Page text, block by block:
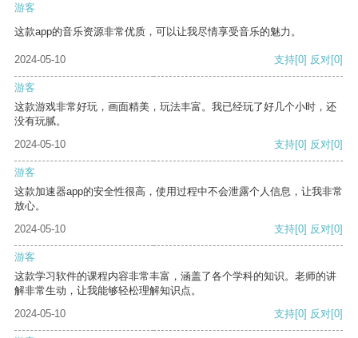
游客
这款app的音乐资源非常优质，可以让我尽情享受音乐的魅力。
2024-05-10 支持[0] 反对[0]
游客
这款游戏非常好玩，画面精美，玩法丰富。我已经玩了好几个小时，还
没有玩腻。
2024-05-10
支持[0] 反对[0]
游客
这款加速器app的安全性很高，使用过程中不会泄露个人信息，让我非常
放心。
2024-05-10
支持[0] 反对[0]
游客
这款学习软件的课程内容非常丰富，涵盖了各个学科的知识。老师的讲
解非常生动，让我能够轻松理解知识点。
2024-05-10
支持[0] 反对[0]